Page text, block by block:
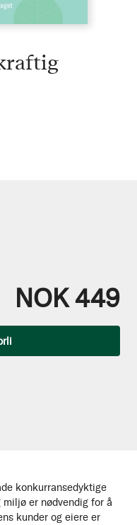
konkurransedyktige
er nødvendig for å
kunder og eiere er
NOK 449